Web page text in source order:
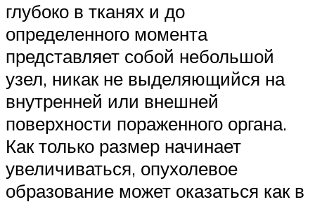
глубоко в тканях и до
определенного момента
представляет собой небольшой
узел, никак не выделяющийся на
внутренней или внешней
поверхности пораженного органа.
Как только размер начинает
увеличиваться, опухолевое
образование может оказаться как в